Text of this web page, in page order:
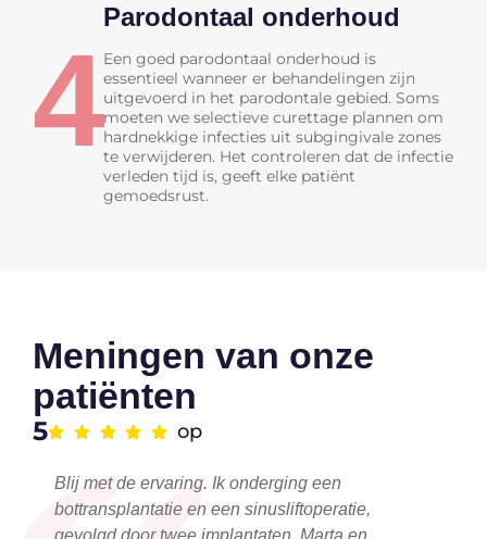
4
Parodontaal onderhoud
Een goed parodontaal onderhoud is
essentieel wanneer er behandelingen zijn
uitgevoerd in het parodontale gebied. Soms
moeten we selectieve curettage plannen om
hardnekkige infecties uit subgingivale zones
te verwijderen. Het controleren dat de infectie
verleden tijd is, geeft elke patiënt
gemoedsrust.
Meningen van onze
patiënten
5 op
Blij met de ervaring. Ik onderging een
bottransplantatie en een sinusliftoperatie,
gevolgd door twee implantaten. Marta en